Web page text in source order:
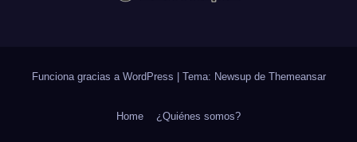
Funciona gracias a WordPress Tema: Newsup de Themeansar
Home ¿Quiénes somos?